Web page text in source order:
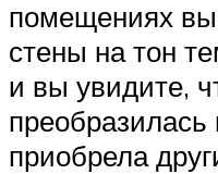
помещениях
стены на тон
и вы увидите,
преобразилась
приобрела